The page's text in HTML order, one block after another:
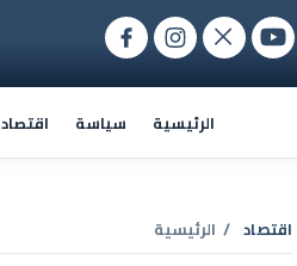
الرئيسية سياسة اقتصاد
اقتصاد / الرئيسية